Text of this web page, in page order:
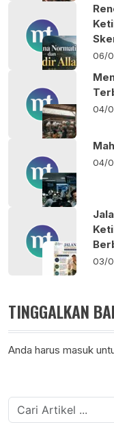
06/
04/
04/
03/
TINGGALKAN
Anda harus masuk
Cari
untuk: